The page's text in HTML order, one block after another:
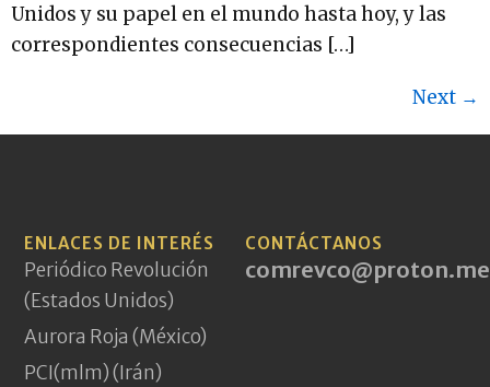
Unidos y su papel en el mundo hasta hoy, y las
correspondientes consecuencias […]
Next →
ENLACES DE INTERÉS
Periódico Revolución
(Estados Unidos)
Aurora Roja (México)
PCI(mlm) (Irán)
CONTÁCTANOS
comrevco@proton.me